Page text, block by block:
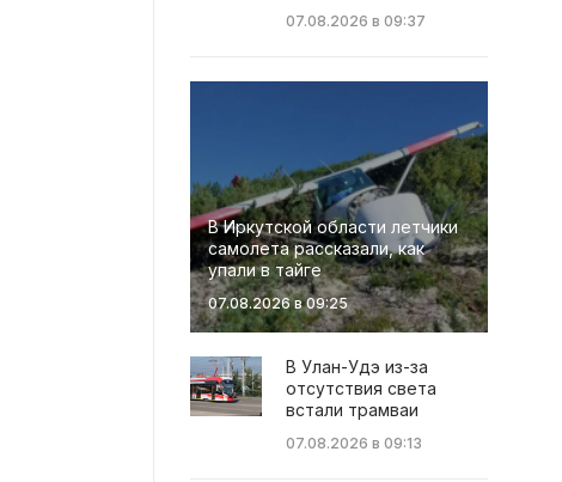
07.08.2026 в 09:37
В Иркутской области летчики
самолета рассказали, как
упали в тайге
07.08.2026 в 09:25
В Улан-Удэ из-за
отсутствия света
встали трамваи
07.08.2026 в 09:13